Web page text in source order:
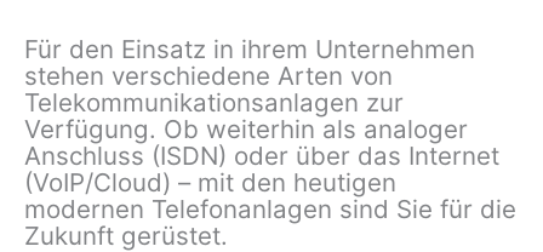
Für den Einsatz in ihrem Unternehmen
stehen verschiedene Arten von
Telekommunikationsanlagen zur
Verfügung. Ob weiterhin als analoger
Anschluss (ISDN) oder über das Internet
(VoIP/Cloud) – mit den heutigen
modernen Telefonanlagen sind Sie für die
Zukunft gerüstet.